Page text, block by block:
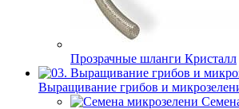
Прозрачные шланги Кристалл
Выращивание грибов и